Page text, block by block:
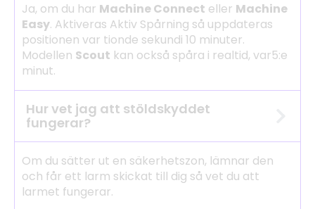
Ja, om du har Machine Connect eller Machine
Easy. Aktiveras Aktiv Spårning så uppdateras
positionen var tionde sekundi 10 minuter.
Modellen Scout kan också spåra i realtid, var5:e
minut.
Hur vet jag att stöldskyddet
fungerar?
Om du sätter ut en säkerhetszon, lämnar den
och får ett larm skickat till dig så vet du att
larmet fungerar.